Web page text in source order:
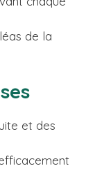
de la
et des